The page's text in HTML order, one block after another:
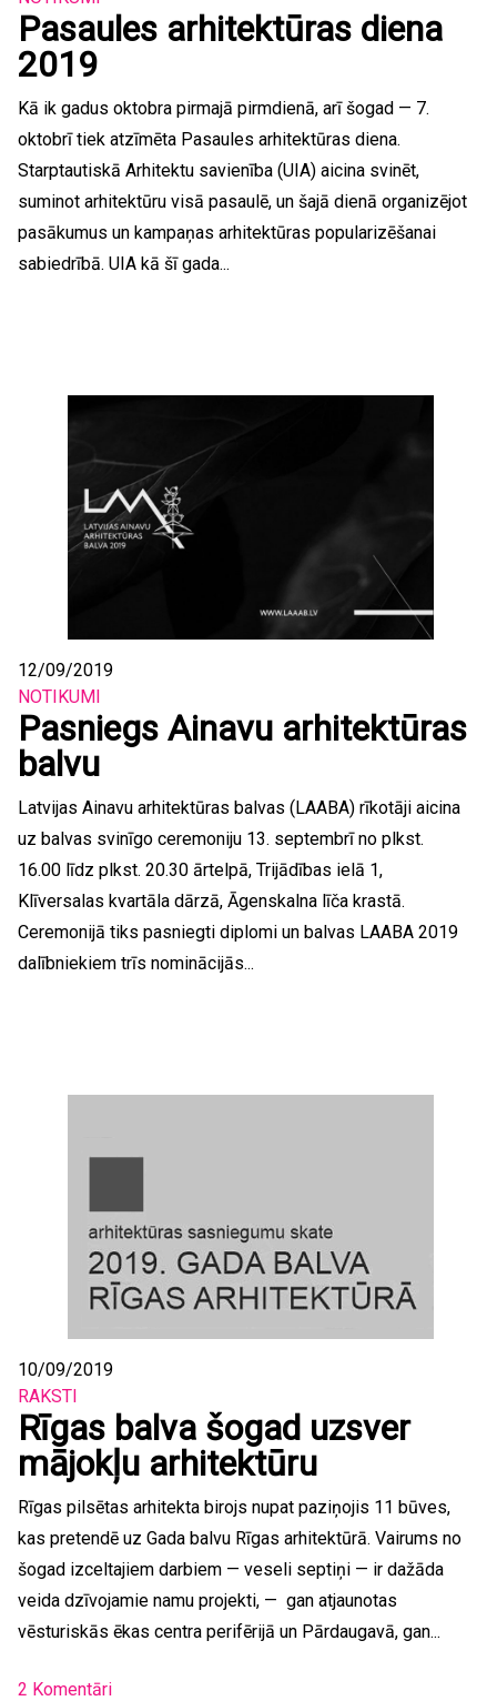
Pasaules arhitektūras diena
2019
Kā ik gadus oktobra pirmajā pirmdienā, arī šogad — 7.
oktobrī tiek atzīmēta Pasaules arhitektūras diena.
Starptautiskā Arhitektu savienība (UIA) aicina svinēt,
suminot arhitektūru visā pasaulē, un šajā dienā organizējot
pasākumus un kampaņas arhitektūras popularizēšanai
sabiedrībā. UIA kā šī gada...
12/09/2019
NOTIKUMI
Pasniegs Ainavu arhitektūras
balvu
Latvijas Ainavu arhitektūras balvas (LAABA) rīkotāji aicina
uz balvas svinīgo ceremoniju 13. septembrī no plkst.
16.00 līdz plkst. 20.30 ārtelpā, Trijādības ielā 1,
Klīversalas kvartāla dārzā, Āgenskalna līča krastā.
Ceremonijā tiks pasniegti diplomi un balvas LAABA 2019
dalībniekiem trīs nominācijās...
10/09/2019
RAKSTI
Rīgas balva šogad uzsver
mājokļu arhitektūru
Rīgas pilsētas arhitekta birojs nupat paziņojis 11 būves,
kas pretendē uz Gada balvu Rīgas arhitektūrā. Vairums no
šogad izceltajiem darbiem — veseli septiņi — ir dažāda
veida dzīvojamie namu projekti, — gan atjaunotas
vēsturiskās ēkas centra perifērijā un Pārdaugavā, gan...
2 Komentāri